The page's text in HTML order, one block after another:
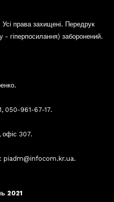
Усі права захищені. Передрук
- гіперпосилання) заборонений.
050-961-67-17.
офіс 307.
piadm@infocom.kr.ua.
2021